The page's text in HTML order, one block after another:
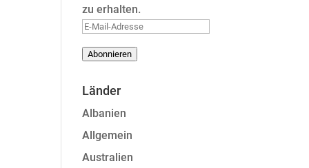
zu erhalten.
E-
Adresse
Abonnieren
Länder
Albanien
Allgemein
Australien